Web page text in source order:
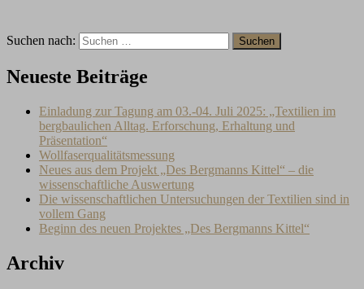
Suchen nach:
Neueste Beiträge
Einladung zur Tagung am 03.-04. Juli 2025: „Textilien im
bergbaulichen Alltag. Erforschung, Erhaltung und
Präsentation“
Wollfaserqualitätsmessung
Neues aus dem Projekt „Des Bergmanns Kittel“ – die
wissenschaftliche Auswertung
Die wissenschaftlichen Untersuchungen der Textilien sind in
vollem Gang
Beginn des neuen Projektes „Des Bergmanns Kittel“
Archiv